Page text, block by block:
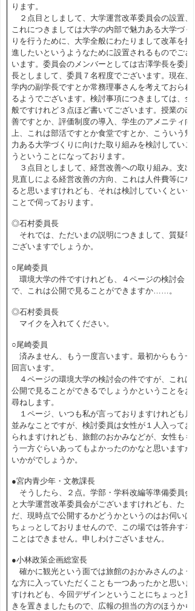
ります。
２点目としまして、大学運営改革委員会の設置、
これにつきましては大学の内部で魅力ある大学づく
りを行うために、大学全般にわたりまして改革を推
進したいというようなために設置されるものでござ
います。委員会のメンバーとしては古澤学長を委員
長としまして、委員７名程度でございます。現在、
学内の副学長ですとか常務理事さんを考えておられ
るようでございます。検討事項につきましては、全
般ですけれど３点ほど書いてございます。授業の改
善ですとか、評価制度の導入、学生のアメニティ向
上、これは部活ですとか食堂ですとか、こういう魅
力ある大学づくりに向けた取り組みを検討していこ
うということになっております。
３点目としまして、経営改善への取り組み。支出
見直しによる経営改善の方向、これは人件費等にな
ると思いますけれども、それは検討していくという
ことで伺っております。
◎石村委員長
それでは、ただいまの説明につきまして、質疑等
ございますでしょうか。
○尾崎委員
環境大学の件ですけれども、４ページの検討会
で、これは公開で見ることができますか……。
◎石村委員長
マイクを入れてください。
○尾崎委員
済みません、もう一度言います。最初からもう一
回言います。
４ページの環境大学の検討会の件ですが、これは
公開で見ることができるでしょうかということをお
尋ねします。
１ページ、いつも私が言っておりますけれども月
並みなことですが、検討委員は女性が１人入ってお
られますけれども、旅館のおかみなどが、女性もも
う一方ぐらいあってもよかったのかなと思いますが
いかがでしょうか。
●宮内青少年・文教課長
そうしたら、２点。学部・学科改編等準備委員会
と大学運営改革委員会がございますけれども、た
だ、現時点で公開するかどうかというのはお伺いは
ちょっとしておりませんので、この場では答弁する
ことはできません。申しわけございません。
●小林政策企画総室長
確かに観光という面では旅館のおかみさんのよう
な方に入っていただくことも一つあったかと思いま
すけれども、今回デザインということにちょっと重
きを置きましたもので、広報の担当の方のほうから